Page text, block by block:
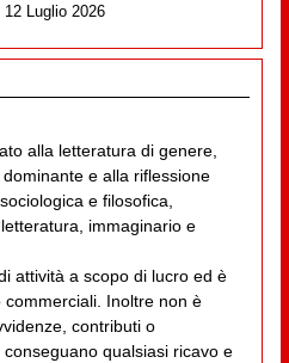
12 Luglio 2026
alla letteratura di genere,
e alla riflessione
e filosofica,
immaginario e
attività a scopo di lucro ed è
Inoltre non è
contributi o
qualsiasi ricavo e